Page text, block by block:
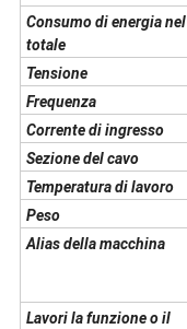
Consumo di energia nel
totale
Tensione
Frequenza
Corrente di ingresso
Sezione del cavo
Temperatura di lavoro
Peso
Alias della macchina
Lavori la funzione o il